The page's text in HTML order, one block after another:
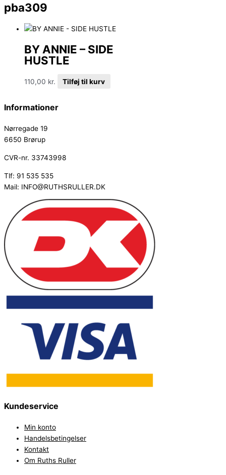
pba309
BY ANNIE – SIDE
HUSTLE
110,00 kr. Tilføj til kurv
Informationer
Nørregade 19
6650 Brørup
CVR-nr. 33743998
Tlf: 91 535 535
Mail: INFO@RUTHSRULLER.DK
Kundeservice
Min konto
Handelsbetingelser
Kontakt
Om Ruths Ruller